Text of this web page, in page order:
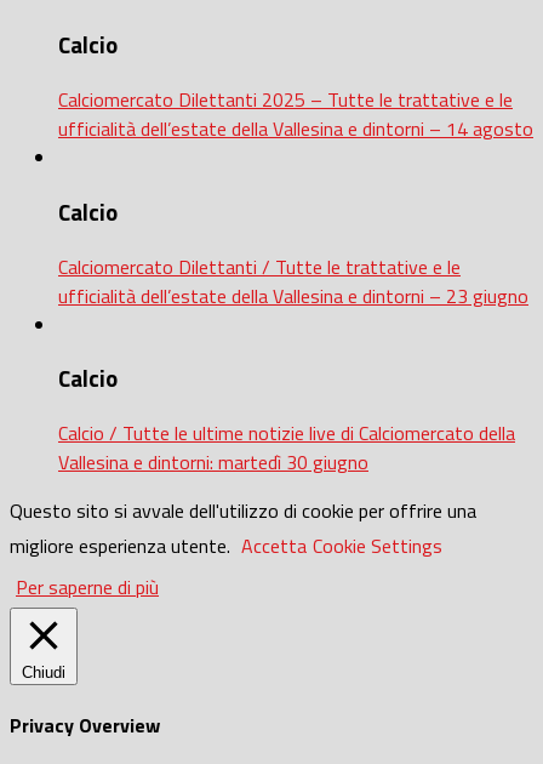
Calcio
Calciomercato Dilettanti 2025 – Tutte le trattative e le
ufficialità dell’estate della Vallesina e dintorni – 14 agosto
Calcio
Calciomercato Dilettanti / Tutte le trattative e le
ufficialità dell’estate della Vallesina e dintorni – 23 giugno
Calcio
Calcio / Tutte le ultime notizie live di Calciomercato della
Vallesina e dintorni: martedì 30 giugno
Questo sito si avvale dell'utilizzo di cookie per offrire una
migliore esperienza utente. Accetta Cookie Settings
Per saperne di più
Chiudi
Privacy Overview